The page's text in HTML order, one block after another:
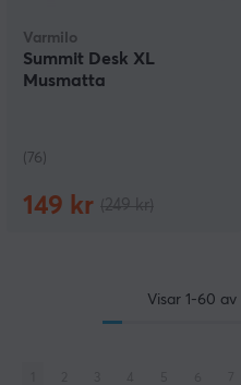
Varmilo
Summit Desk XL
Musmatta
(76)
149 kr
Visar 1-60 av